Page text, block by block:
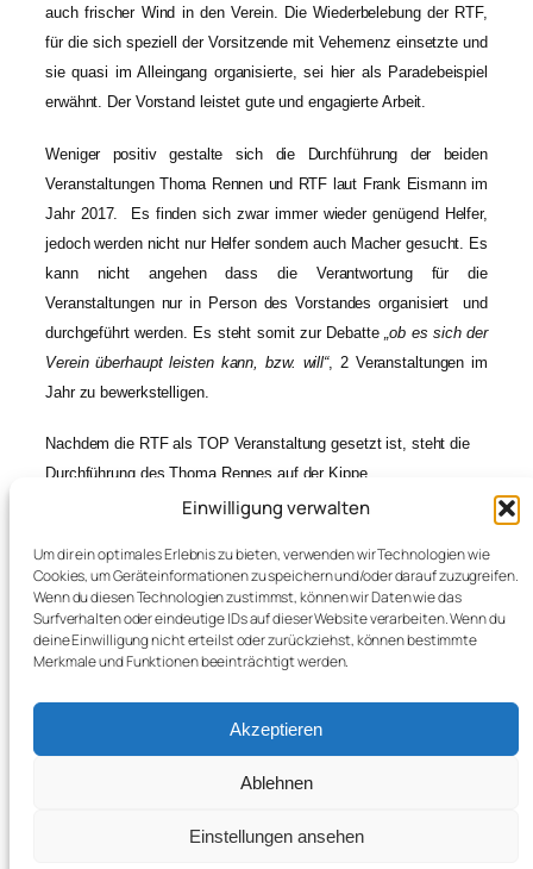
Einwilligung verwalten
Um dir ein optimales Erlebnis zu bieten, verwenden wir Technologien wie
Cookies, um Geräteinformationen zu speichern und/oder darauf zuzugreifen.
Wenn du diesen Technologien zustimmst, können wir Daten wie das
Surfverhalten oder eindeutige IDs auf dieser Website verarbeiten. Wenn du
deine Einwilligung nicht erteilst oder zurückziehst, können bestimmte
Merkmale und Funktionen beeinträchtigt werden.
Akzeptieren
Ablehnen
Einstellungen ansehen
auch frischer Wind in den Verein. Die Wiederbelebung der RTF,
für die sich speziell der Vorsitzende mit Vehemenz einsetzte und
sie quasi im Alleingang organisierte, sei hier als Paradebeispiel
erwähnt. Der Vorstand leistet gute und engagierte Arbeit.
Weniger positiv gestalte sich die Durchführung der beiden
Veranstaltungen Thoma Rennen und RTF laut Frank Eismann im
Jahr 2017. Es finden sich zwar immer wieder genügend Helfer,
jedoch werden nicht nur Helfer sondern auch Macher gesucht. Es
kann nicht angehen dass die Verantwortung für die
Veranstaltungen nur in Person des Vorstandes organisiert und
durchgeführt werden. Es steht somit zur Debatte „ob es sich der
Verein überhaupt leisten kann, bzw. will“, 2 Veranstaltungen im
Jahr zu bewerkstelligen.
Nachdem die RTF als TOP Veranstaltung gesetzt ist, steht die
Durchführung des Thoma Rennes auf der Kippe.
← Wichtige Info an
alle Mitglieder
Mit neuen Trikots ins
28. Jahr →
Radsport und Freizeit forice 89 e.V.